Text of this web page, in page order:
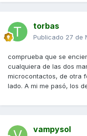
torbas
Publicado 27 de
comprueba que se
cualquiera de las dos
microcontactos, de otra
lado. A mi me pasó, los
vampysol